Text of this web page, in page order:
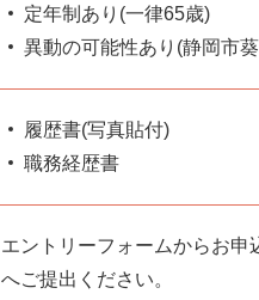
定年制あり(一律65歳)
異動の可能性あり(静岡市
履歴書(写真貼付)
職務経歴書
エントリーフォームからお申
へご提出ください。